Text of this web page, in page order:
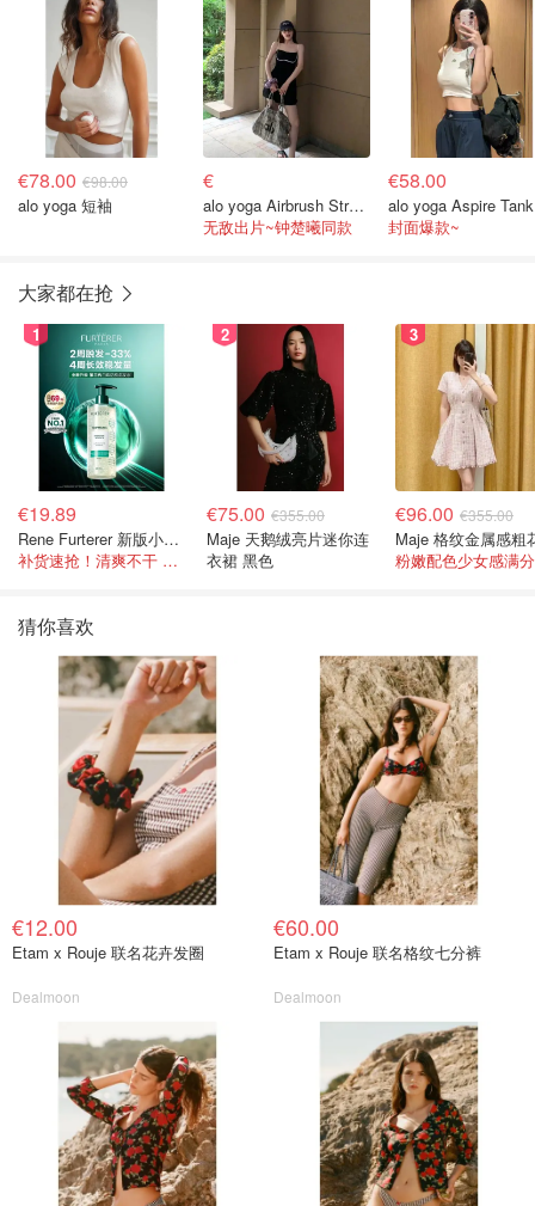
€78.00 €98.00
alo yoga 短袖
€
alo yoga Airbrush Streamlined 连衣裙
无敌出片~钟楚曦同款
€58.00
封面爆款~
大家都在抢
1
€19.89
Rene Furterer 新版小白珠洗发水 500ml
补货速抢！清爽不干 蓬松强韧秀发
2
€75.00 €355.00
Maje 天鹅绒亮片迷你连
衣裙 黑色
3
€96.00 €355.00
粉嫩配色少女感满
猜你喜欢
€12.00
Etam x Rouje 联名花卉发圈
Dealmoon
€60.00
Etam x Rouje 联名格纹七分裤
Dealmoon